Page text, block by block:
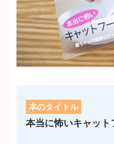
本のタイトル
本当に怖いキャット